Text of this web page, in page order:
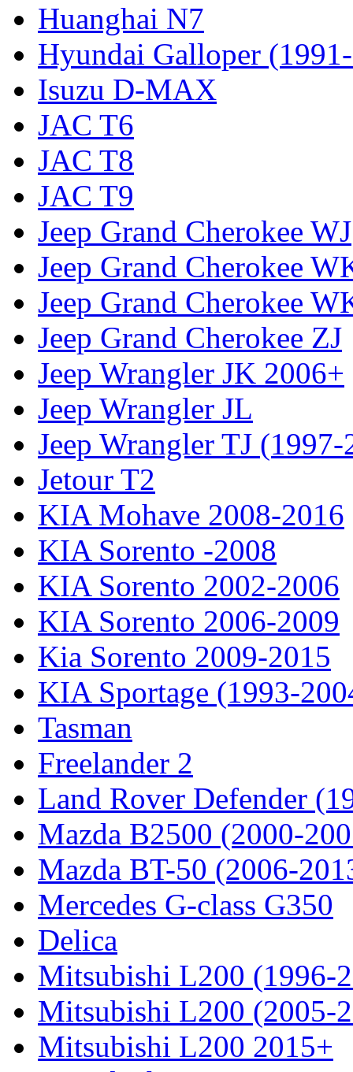
Huanghai N7
Hyundai Galloper
Isuzu D-MAX
JAC T6
JAC T8
JAC T9
Jeep Grand Cherokee WJ
Jeep Grand Cherokee
Jeep Grand Cherokee
Jeep Grand Cherokee ZJ
Jeep Wrangler JK 2006+
Jeep Wrangler JL
Jeep Wrangler TJ
Jetour T2
KIA Mohave 2008-2016
KIA Sorento -2008
KIA Sorento 2002-2006
KIA Sorento 2006-2009
Kia Sorento 2009-2015
KIA Sportage (1993-
Tasman
Freelander 2
Land Rover Defender
Mazda B2500 (2000-
Mazda BT-50 (2006-
Mercedes G-class G350
Delica
Mitsubishi L200 (1996-
Mitsubishi L200 (2005-
Mitsubishi L200 2015+